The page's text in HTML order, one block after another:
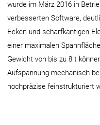
wurde im März 2016 in
verbesserten Software,
Ecken und scharfkantigen
einer maximalen
Gewicht von bis zu 8 t
Aufspannung mechanisch
hochpräzise feinstrukturiert